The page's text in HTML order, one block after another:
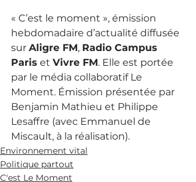
« C’est le moment », émission
hebdomadaire d’actualité diffusée
sur Aligre FM, Radio Campus
Paris et Vivre FM. Elle est portée
par le média collaboratif Le
Moment. Émission présentée par
Benjamin Mathieu et Philippe
Lesaffre (avec Emmanuel de
Miscault, à la réalisation).
Environnement vital
Politique partout
C'est Le Moment